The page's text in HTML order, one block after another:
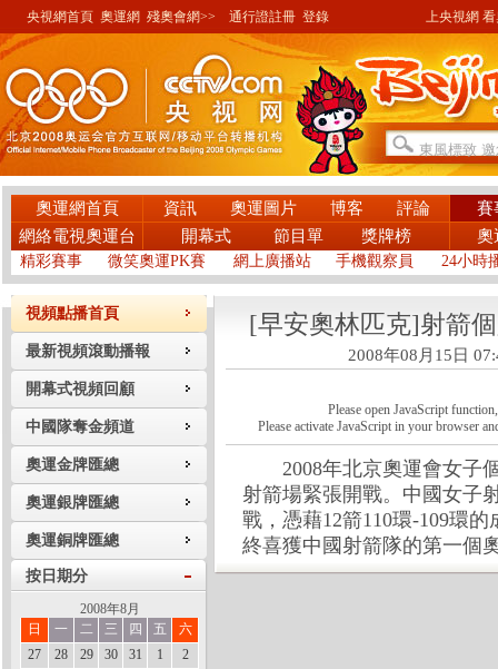
央視網首頁 奧運網 殘奧會網>> 通行證註冊 登錄 上央視網 看奧
奧運網首頁 資訊 奧運圖片 博客 評論
賽
網絡電視奧運台
開幕式 節目單 獎牌榜 奧
精彩賽事 微笑奧運PK賽 網上廣播站 手機觀察員 24小時
視頻點播首頁
最新視頻滾動播報
開幕式視頻回顧
中國隊奪金頻道
奧運金牌匯總
奧運銀牌匯總
奧運銅牌匯總
按日期分
2008年8月
日
一 二 三 四 五
六
27
28 29 30 31 1
2
[早安奧林匹克]射箭
2008年08月15日
Please open JavaScript
Please activate JavaScript in your browser
2008年北京奧運會女子
射箭場緊張開戰。中國女子
戰，憑藉12箭110環-109環
終喜獲中國射箭隊的第一個